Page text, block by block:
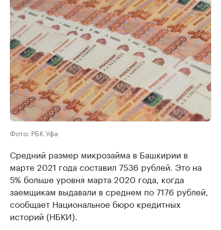
Фото: РБК Уфа
Средний размер микрозайма в Башкирии в
марте 2021 года составил 7536 рублей. Это на
5% больше уровня марта 2020 года, когда
заемщикам выдавали в среднем по 7176 рублей,
сообщает Национальное бюро кредитных
историй (НБКИ).